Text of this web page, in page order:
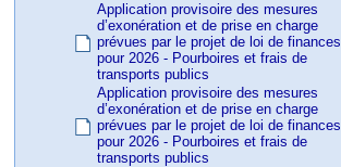
Application provisoire des mesures
d’exonération et de prise en charge
prévues par le projet de loi de finances
pour 2026 - Pourboires et frais de
transports publics
Application provisoire des mesures
d’exonération et de prise en charge
prévues par le projet de loi de finances
pour 2026 - Pourboires et frais de
transports publics